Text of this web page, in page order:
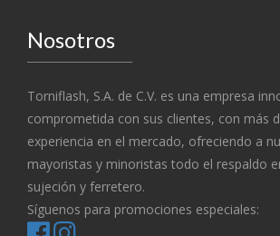
Nosotros
Torniflash, S.A. de C.V. es una empresa
comprometida con sus clientes, con más
experiencia en el mercado, ofreciendo a
mayoristas y minoristas todo el respaldo
sujeción y ferretero.
Síguenos para promociones especiales: